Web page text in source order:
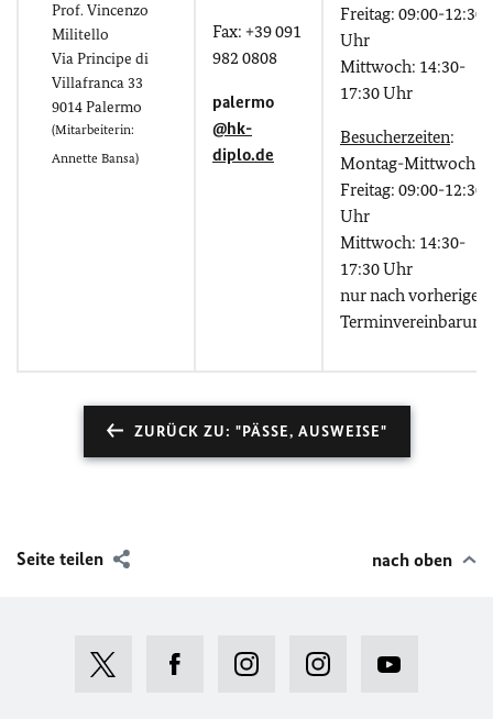
Prof. Vincenzo
Militello
Via Principe di
Villafranca 33
9014 Palermo
(Mitarbeiterin:
Annette Bansa)
Fax: +39 091
982 0808
palermo
@hk-
diplo.de
Freitag: 09:00-12:30
Uhr
Mittwoch: 14:30-
17:30 Uhr
Besucherzeiten:
Montag-Mittwoch-
Freitag: 09:00-12:30
Uhr
Mittwoch: 14:30-
17:30 Uhr
nur nach vorheriger
Terminvereinbarung
ZURÜCK ZU: "PÄSSE, AUSWEISE"
Seite teilen nach oben